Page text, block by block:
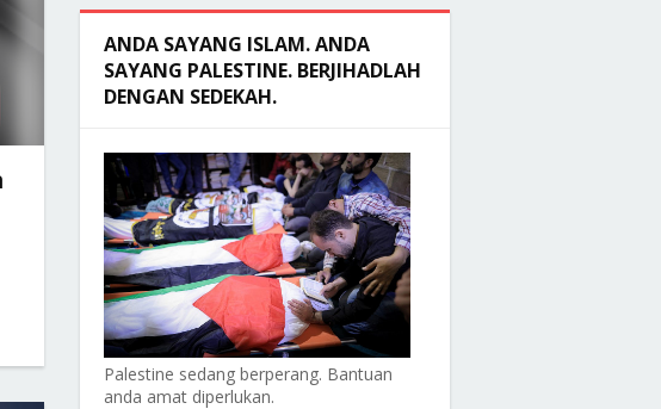
ANDA SAYANG ISLAM. ANDA
SAYANG PALESTINE. BERJIHADLAH
DENGAN SEDEKAH.
Palestine sedang berperang. Bantuan
anda amat diperlukan.